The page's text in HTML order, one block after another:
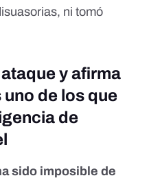
ni tomó
y afirma
de los que
de
sido imposible de